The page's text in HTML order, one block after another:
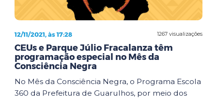
1267 visualizações
12/11/2021, às 17:28
CEUs e Parque Júlio Fracalanza têm
programação especial no Mês da
Consciência Negra
No Mês da Consciência Negra, o Programa Escola
360 da Prefeitura de Guarulhos, por meio dos